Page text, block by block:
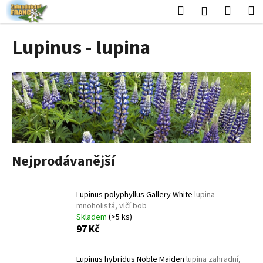
Přejít
na
obsah
HledatPřihlášení
Lupinus - lupina
Nejprodávanější
Lupinus polyphyllus Gallery White lupina
mnoholistá, vlčí bob
Skladem (>5 ks)
97 Kč
Lupinus hybridus Noble Maiden lupina zahradní,
K
o
o
p
o
t
ř
e
b